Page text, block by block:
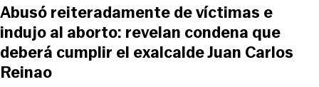
Abusó reiteradamente de víctimas e
indujo al aborto: revelan condena que
deberá cumplir el exalcalde Juan Carlos
Reinao